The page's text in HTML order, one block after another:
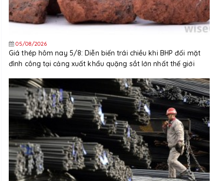
05/08/2026
Giá thép hôm nay 5/8: Diễn biến trái chiều khi BHP đối mặt
đình công tại cảng xuất khẩu quặng sắt lớn nhất thế giới